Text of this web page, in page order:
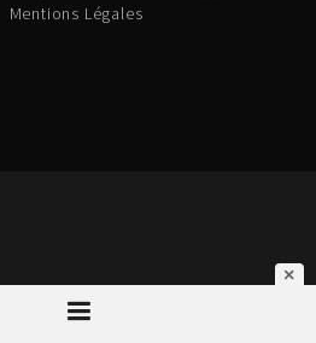
Mentions Légales